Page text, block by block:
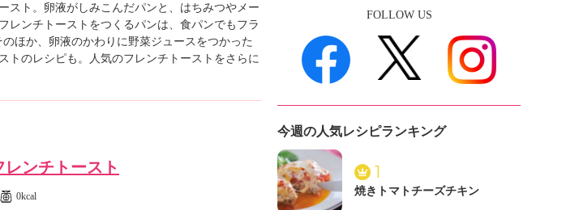
スト。卵液がしみこんだパンと、はちみつやメー
レンチトーストをつくるパンは、食パンでもフラ
ほか、卵液のかわりに野菜ジュースをつかった
トのレシピも。人気のフレンチトーストをさらに
ンチトースト
0kcal
FOLLOW US
今週の人気レシピランキング
1
焼きトマトチーズチキン